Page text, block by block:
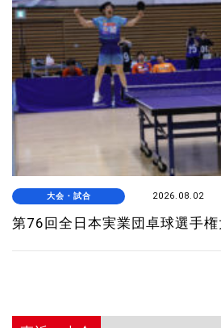
大会・試合 2026.08.02
第76回全日本実業団卓球選手